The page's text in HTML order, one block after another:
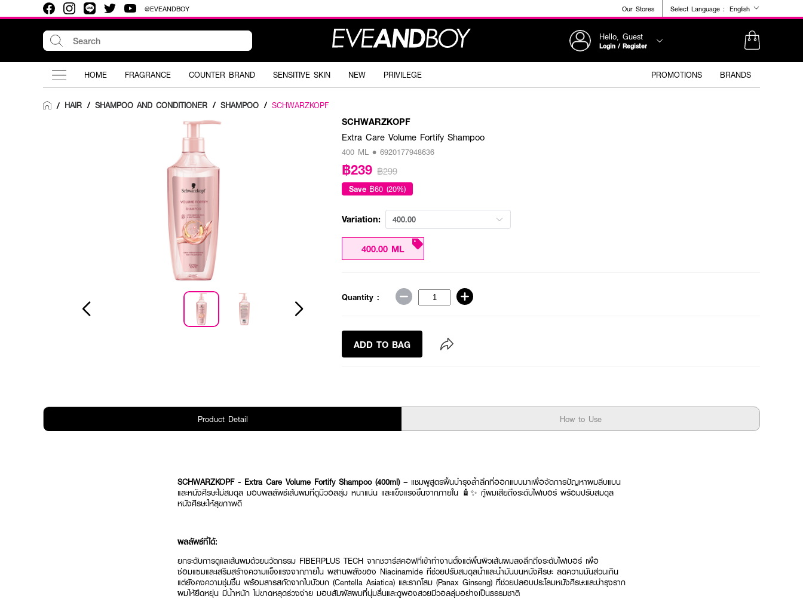
@EVEANDBOY Our Stores Select Language : English
Hello, Guest
Login / Register
HOME FRAGRANCE COUNTER BRAND SENSITIVE SKIN NEW PRIVILEGE PROMOTIONS BRANDS
/ HAIR / SHAMPOO AND CONDITIONER / SHAMPOO / SCHWARZKOPF
SCHWARZKOPF
Extra Care Volume Fortify Shampoo
400 ML • 6920177948636
฿239 ฿299
Save ฿60 (20%)
Variation: 400.00
400.00 ML
Quantity :
ADD TO BAG
Product Detail How to Use
SCHWARZKOPF - Extra Care Volume Fortify Shampoo (400ml) – แชมพูสูตรฟื้นบำรุงล้ำลึกที่ออกแบบมาเพื่อจัดการปัญหาผมลีบแบน
และหนังศีรษะไม่สมดุล มอบผลลัพธ์เส้นผมที่ดูมีวอลลุ่ม หนาแน่น และแข็งแรงขึ้นจากภายใน 🧴✨ กู้ผมเสียถึงระดับไฟเบอร์ พร้อมปรับสมดุล
หนังศีรษะให้สุขภาพดี
ผลลัพธ์ที่ได้:
ยกระดับการดูแลเส้นผมด้วยนวัตกรรม FIBERPLUS TECH จากชวาร์สคอฟที่เข้าทำงานตั้งแต่พื้นผิวเส้นผมลงลึกถึงระดับไฟเบอร์ เพื่อ
ซ่อมแซมและเสริมสร้างความแข็งแรงจากภายใน ผสานพลังของ Niacinamide ที่ช่วยปรับสมดุลน้ำและน้ำมันบนหนังศีรษะ ลดความมันส่วนเกิน
แต่ยังคงความชุ่มชื้น พร้อมสารสกัดจากใบบัวบก (Centella Asiatica) และรากโสม (Panax Ginseng) ที่ช่วยปลอบประโลมหนังศีรษะและบำรุงราก
ผมให้ยืดหยุ่น มีน้ำหนัก ไม่ขาดหลุดร่วงง่าย มอบสัมผัสผมที่นุ่มลื่นและดูพองสวยมีวอลลุ่มอย่างเป็นธรรมชาติ